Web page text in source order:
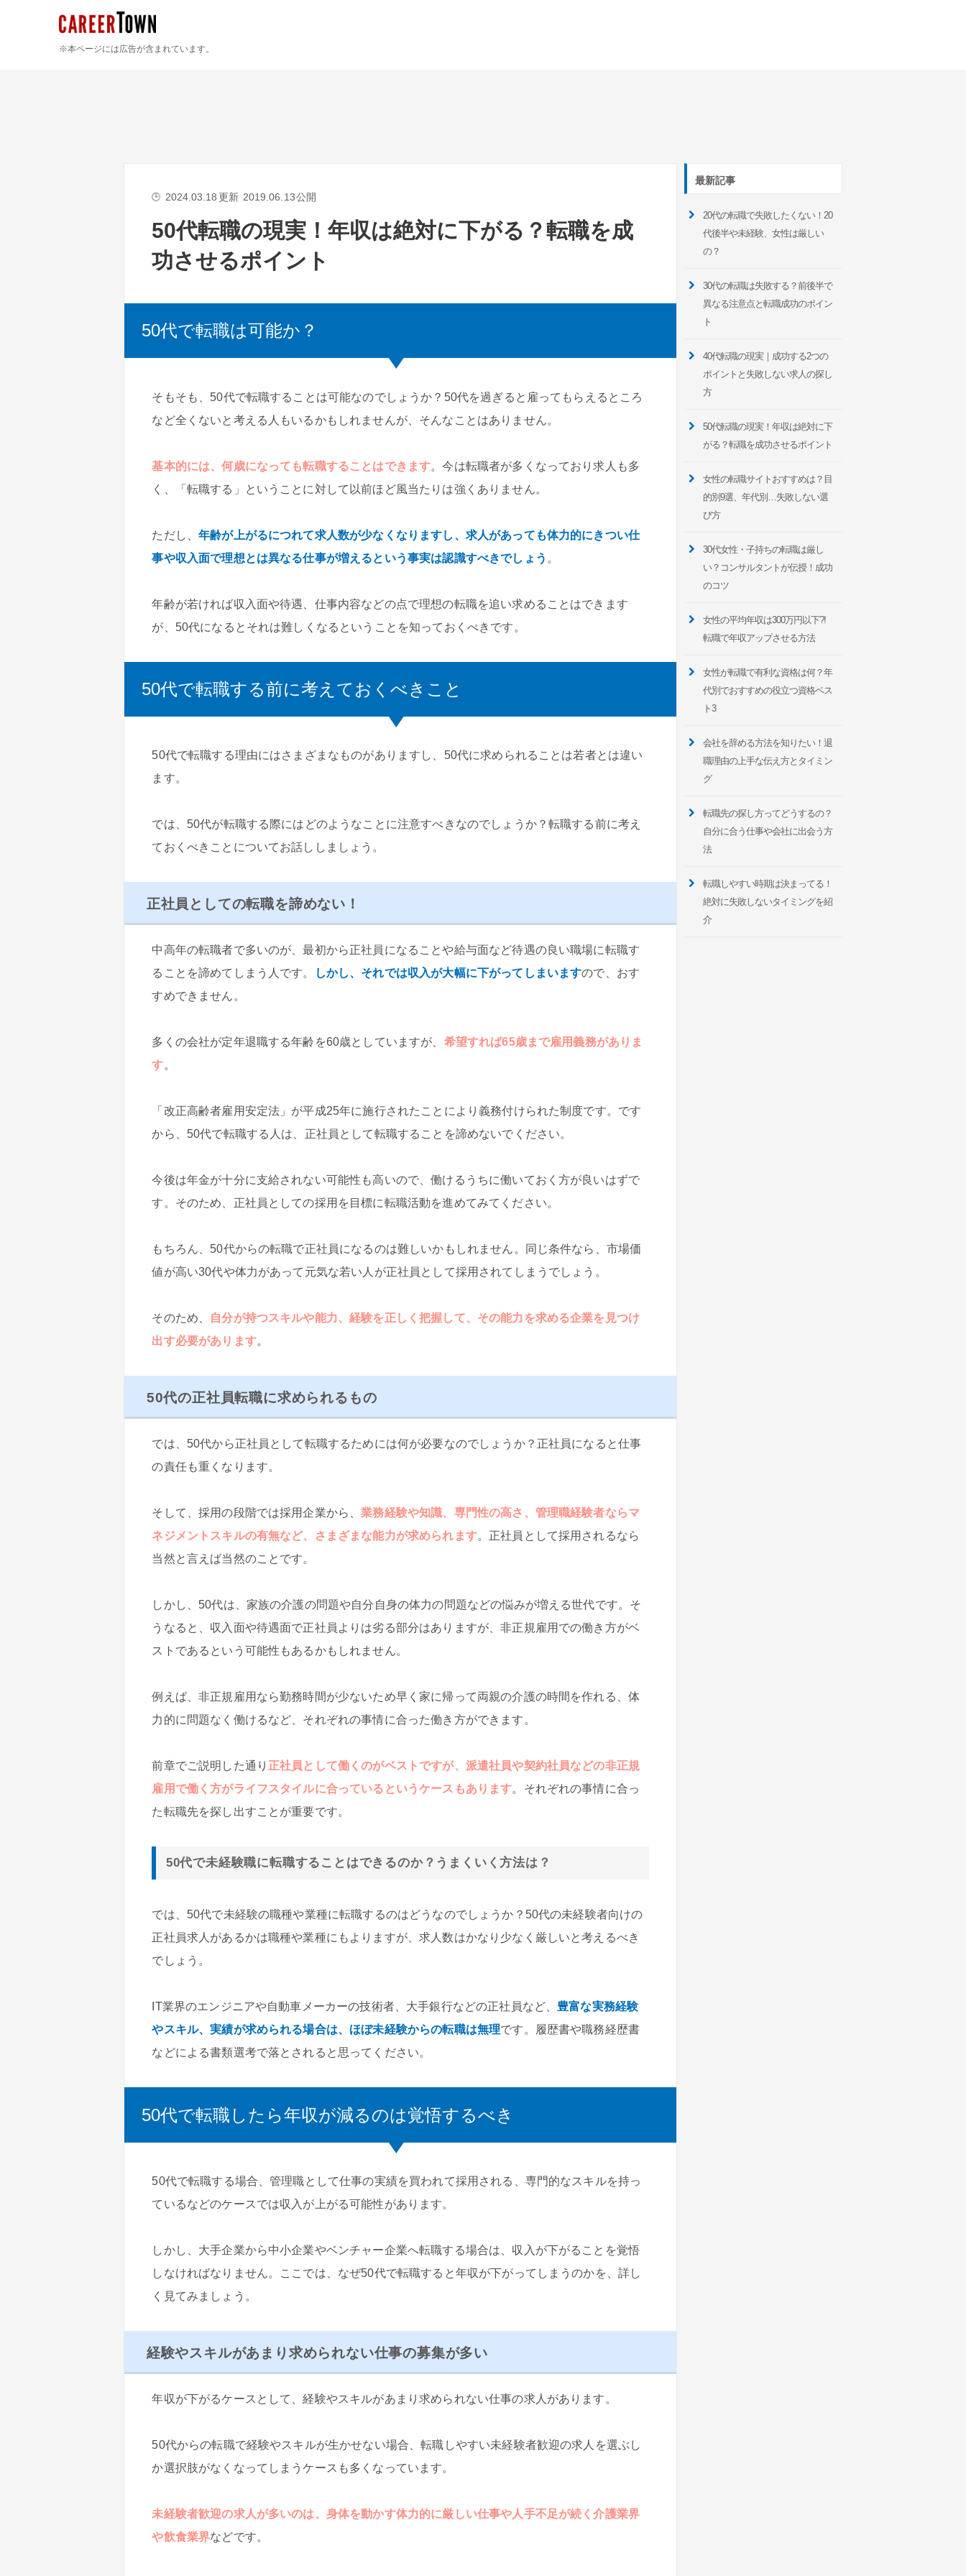
※本ページには広告が含まれています。
🕒 2024.03.18更新 2019.06.13公開
50代転職の現実！年収は絶対に下がる？転職を成
功させるポイント
50代で転職は可能か？
そもそも、50代で転職することは可能なのでしょうか？50代を過ぎると雇ってもらえるところ
など全くないと考える人もいるかもしれませんが、そんなことはありません。
基本的には、何歳になっても転職することはできます。今は転職者が多くなっており求人も多
く、「転職する」ということに対して以前ほど風当たりは強くありません。
ただし、年齢が上がるにつれて求人数が少なくなりますし、求人があっても体力的にきつい仕
事や収入面で理想とは異なる仕事が増えるという事実は認識すべきでしょう 。
年齢が若ければ収入面や待遇、仕事内容などの点で理想の転職を追い求めることはできます
が、50代になるとそれは難しくなるということを知っておくべきです。
50代で転職する前に考えておくべきこと
50代で転職する理由にはさまざまなものがありますし、50代に求められることは若者とは違い
ます。
では、50代が転職する際にはどのようなことに注意すべきなのでしょうか？転職する前に考え
ておくべきことについてお話ししましょう。
正社員としての転職を諦めない！
中高年の転職者で多いのが、最初から正社員になることや給与面など待遇の良い職場に転職す
ることを諦めてしまう人です。
しかし、それでは収入が大幅に下がってしまいますので、おす
すめできません。
多くの会社が定年退職する年齢を60歳としていますが、 希望すれば65歳まで雇用義務がありま
す。
「改正高齢者雇用安定法」が平成25年に施行されたことにより義務付けられた制度です。です
から、50代で転職する人は、正社員として転職することを諦めないでください。
今後は年金が十分に支給されない可能性も高いので、働けるうちに働いておく方が良いはずで
す。そのため、正社員としての採用を目標に転職活動を進めてみてください。
もちろん、50代からの転職で正社員になるのは難しいかもしれません。同じ条件なら、市場価
値が高い30代や体力があって元気な若い人が正社員として採用されてしまうでしょう。
そのため、
自分が持つスキルや能力、経験を正しく把握して、その能力を求める企業を見つけ
出す必要があります。
50代の正社員転職に求められるもの
では、50代から正社員として転職するためには何が必要なのでしょうか？正社員になると仕事
の責任も重くなります。
そして、採用の段階では採用企業から、業務経験や知識、専門性の高さ、管理職経験者ならマ
ネジメントスキルの有無など、さまざまな能力が求められます。正社員として採用されるなら
当然と言えば当然のことです。
しかし、50代は、家族の介護の問題や自分自身の体力の問題などの悩みが増える世代です。そ
うなると、収入面や待遇面で正社員よりは劣る部分はありますが、非正規雇用での働き方がベ
ストであるという可能性もあるかもしれません。
例えば、非正規雇用なら勤務時間が少ないため早く家に帰って両親の介護の時間を作れる、体
力的に問題なく働けるなど、それぞれの事情に合った働き方ができます。
前章でご説明した通り 正社員として働くのがベストですが、派遣社員や契約社員などの非正規
雇用で働く方がライフスタイルに合っているというケースもあります。それぞれの事情に合っ
た転職先を探し出すことが重要です。
50代で未経験職に転職することはできるのか？うまくいく方法は？
では、50代で未経験の職種や業種に転職するのはどうなのでしょうか？50代の未経験者向けの
正社員求人があるかは職種や業種にもよりますが、求人数はかなり少なく厳しいと考えるべき
でしょう。
IT業界のエンジニアや自動車メーカーの技術者、大手銀行などの正社員など、 豊富な実務経験
やスキル、実績が求められる場合は、ほぼ未経験からの転職は無理です。履歴書や職務経歴書
などによる書類選考で落とされると思ってください。
50代で転職したら年収が減るのは覚悟するべき
50代で転職する場合、管理職として仕事の実績を買われて採用される、専門的なスキルを持っ
ているなどのケースでは収入が上がる可能性があります。
しかし、大手企業から中小企業やベンチャー企業へ転職する場合は、収入が下がることを覚悟
しなければなりません。ここでは、なぜ50代で転職すると年収が下がってしまうのかを、詳し
く見てみましょう。
経験やスキルがあまり求められない仕事の募集が多い
年収が下がるケースとして、経験やスキルがあまり求められない仕事の求人があります。
50代からの転職で経験やスキルが生かせない場合、転職しやすい未経験者歓迎の求人を選ぶし
か選択肢がなくなってしまうケースも多くなっています。
未経験者歓迎の求人が多いのは、身体を動かす体力的に厳しい仕事や人手不足が続く介護業界
や飲食業界などです。
最新記事
20代の転職で失敗したくない！20
代後半や未経験、女性は厳しい
の？
30代の転職は失敗する？前後半で
異なる注意点と転職成功のポイン
ト
40代転職の現実｜成功する2つの
ポイントと失敗しない求人の探し
方
50代転職の現実！年収は絶対に下
がる？転職を成功させるポイント
女性の転職サイトおすすめは？目
的別9選、年代別…失敗しない選
び方
30代女性・子持ちの転職は厳し
い？コンサルタントが伝授！成功
のコツ
女性の平均年収は300万円以下?!
転職で年収アップさせる方法
女性が転職で有利な資格は何？年
代別でおすすめの役立つ資格ベス
ト3
会社を辞める方法を知りたい！退
職理由の上手な伝え方とタイミン
グ
転職先の探し方ってどうするの？
自分に合う仕事や会社に出会う方
法
転職しやすい時期は決まってる！
絶対に失敗しないタイミングを紹
介